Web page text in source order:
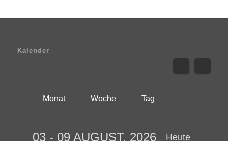
Kalender
Monat Woche Tag
Heute
03 - 09 AUGUST, 2026